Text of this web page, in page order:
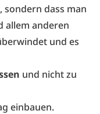
dass man
allem anderen
und es
und nicht zu
einbauen.